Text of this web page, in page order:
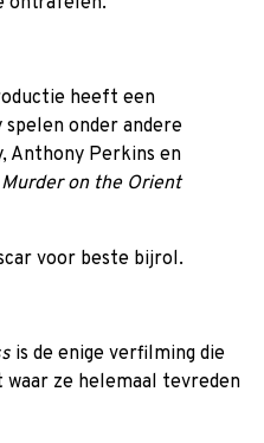
heeft een
spelen onder andere
Anthony Perkins en
Murder on the Orient
voor beste bijrol.
is de enige verfilming die
ze helemaal tevreden